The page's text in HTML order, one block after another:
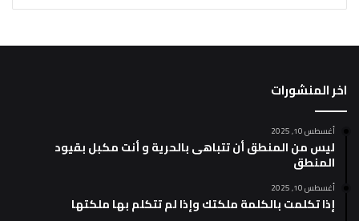
اخر المنشورات
أغسطس 10, 2025
ليس من المنطق أن تتباهى بالحرية و أنت مكبل بقيود
المنطق
أغسطس 10, 2025
إذا تكلمت بالكلمة ملكتك وإذا لم تتكلم بها ملكتها